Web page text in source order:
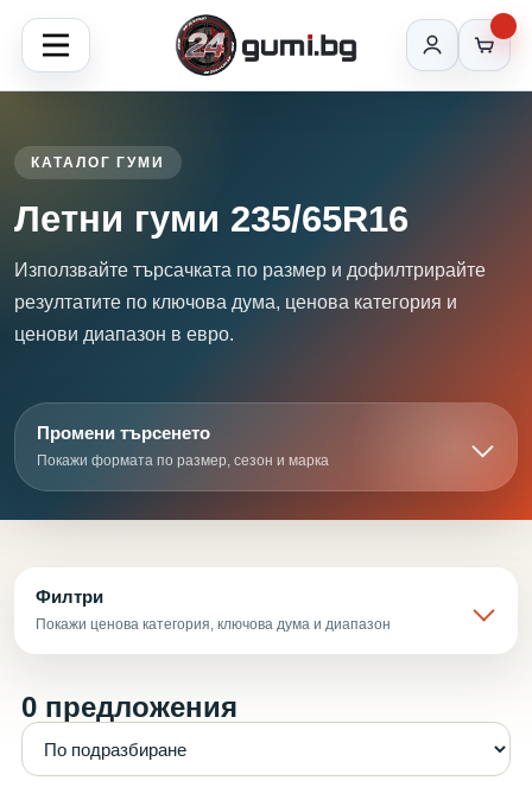
КАТАЛОГ ГУМИ
Летни гуми 235/65R16
Използвайте търсачката по размер и дофилтрирайте
резултатите по ключова дума, ценова категория и
ценови диапазон в евро.
Промени търсенето
Покажи формата по размер, сезон и марка
Филтри
Покажи ценова категория, ключова дума и диапазон
0 предложения